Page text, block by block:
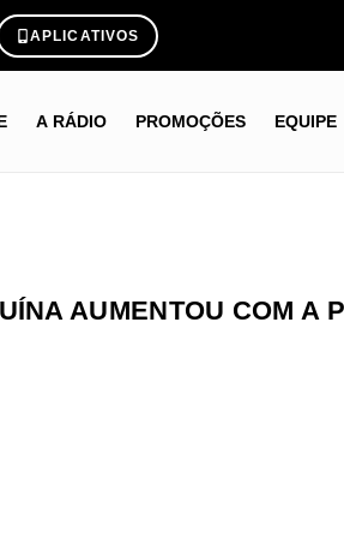
APLICATIVOS
A RÁDIO PROMOÇÕES EQUIPE
AUMENTOU COM A